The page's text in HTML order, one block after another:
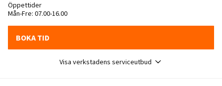
Öppettider
Mån-Fre: 07.00-16.00
BOKA TID
Visa verkstadens serviceutbud